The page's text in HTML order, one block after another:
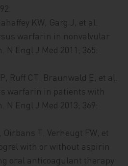
KW, Garg J, et al.
warfarin in nonvalvular
Engl J Med 2011; 365:
Ruff CT, Braunwald E, et al.
warfarin in patients with
Engl J Med 2013; 369:
Oirbans T, Verheugt FW, et
with or without aspirin
oral anticoagulant therapy